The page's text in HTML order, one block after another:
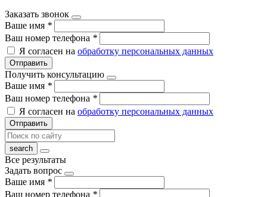
Заказать звонок
Ваше имя *
Ваш номер телефона *
Я согласен на обработку персональных данных
Отправить
Получить консультацию
Ваше имя *
Ваш номер телефона *
Я согласен на обработку персональных данных
Отправить
Все результаты
Задать вопрос
Ваше имя *
Ваш номер телефона *